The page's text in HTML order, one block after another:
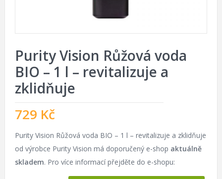
Purity Vision Růžová voda
BIO – 1 l – revitalizuje a
zklidňuje
729 Kč
Purity Vision Růžová voda BIO – 1 l – revitalizuje a zklidňuje
od výrobce Purity Vision má doporučený e-shop aktuálně
skladem. Pro více informací přejděte do e-shopu: